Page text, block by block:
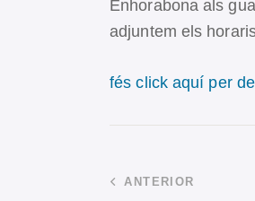
Enhorabona als
adjuntem els
fés click aquí per
ANTERIOR